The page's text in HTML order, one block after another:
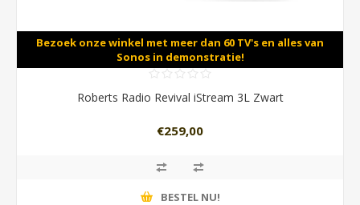
Bezoek onze winkel met meer dan 60 TV's en alles van
Sonos in demonstratie!
Roberts Radio Revival iStream 3L Zwart
€259,00
BESTEL NU!